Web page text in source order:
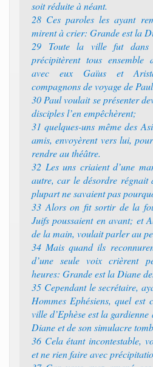
soit réduite à néant.
28 Ces paroles les ayant
mirent à crier: Grande est la
29 Toute la ville fut
précipitèrent tous ensemble
avec eux Gaïus et
compagnons de voyage de
30 Paul voulait se présenter
disciples l’en empêchèrent;
31 quelques-uns même des
amis, envoyèrent vers lui,
rendre au théâtre.
32 Les uns criaient d’une
autre, car le désordre régnait
plupart ne savaient pas
33 Alors on fit sortir de la
Juifs poussaient en avant; et
de la main, voulait parler au
34 Mais quand ils
d’une seule voix crièrent
heures: Grande est la Diane
35 Cependant le secrétaire,
Hommes Ephésiens, quel
ville d’Ephèse est la
Diane et de son simulacre
36 Cela étant incontestable,
et ne rien faire avec